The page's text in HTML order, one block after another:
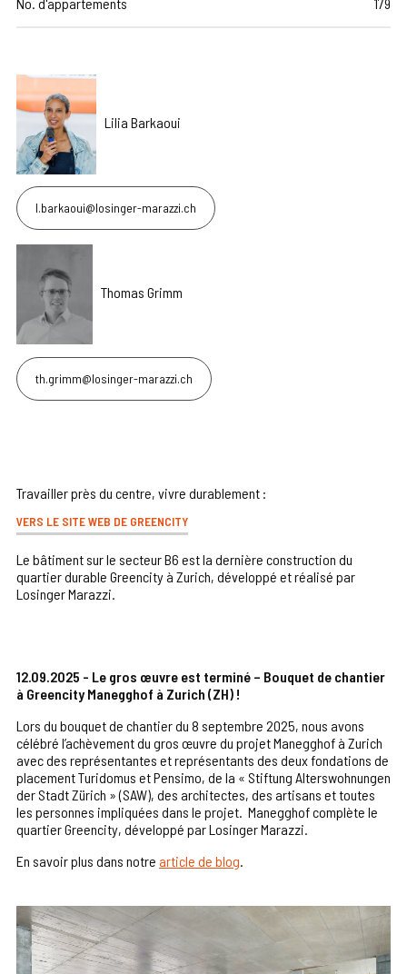
Lilia Barkaoui
l.barkaoui@losinger-marazzi.ch
Thomas Grimm
th.grimm@losinger-marazzi.ch
Travailler près du centre, vivre durablement :
VERS LE SITE WEB DE GREENCITY
Le bâtiment sur le secteur B6 est la dernière construction du
quartier durable Greencity à Zurich, développé et réalisé par
Losinger Marazzi.
12.09.2025 - Le gros œuvre est terminé – Bouquet de chantier
à Greencity Manegghof à Zurich (ZH) !
Lors du bouquet de chantier du 8 septembre 2025, nous avons
célébré l’achèvement du gros œuvre du projet Manegghof à Zurich
avec des représentantes et représentants des deux fondations de
placement Turidomus et Pensimo, de la « Stiftung Alterswohnungen
der Stadt Zürich » (SAW), des architectes, des artisans et toutes
les personnes impliquées dans le projet. Manegghof complète le
quartier Greencity, développé par Losinger Marazzi.
En savoir plus dans notre article de blog